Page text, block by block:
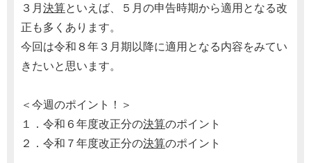
３月決算といえば、５月の申告時期から適用となる改
正も多くあります。
今回は令和８年３月期以降に適用となる内容をみてい
きたいと思います。
＜今週のポイント！＞
１．令和６年度改正分の決算のポイント
２．令和７年度改正分の決算のポイント